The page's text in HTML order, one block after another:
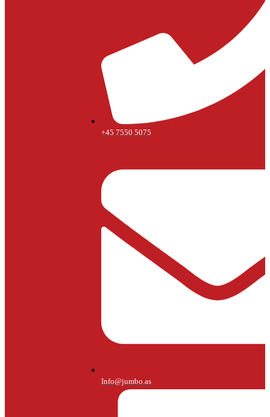
+45 7550 5075
Info@jumbo.as